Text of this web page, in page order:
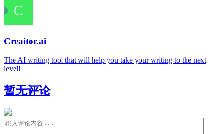
Creaitor.ai
The AI writing tool that will help you take your writing to the next
level!
暂无评论